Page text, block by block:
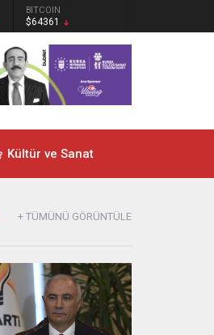
BITCOIN
$64361
Kültür ve Sanat
+ TÜMÜNÜ GÖRÜNTÜLE